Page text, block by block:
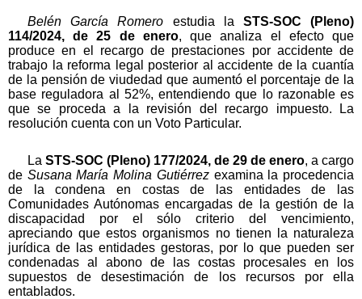
Belén García Romero estudia la STS-SOC (Pleno)
114/2024, de 25 de enero, que analiza el efecto que
produce en el recargo de prestaciones por accidente de
trabajo la reforma legal posterior al accidente de la cuantía
de la pensión de viudedad que aumentó el porcentaje de la
base reguladora al 52%, entendiendo que lo razonable es
que se proceda a la revisión del recargo impuesto. La
resolución cuenta con un Voto Particular.
La STS-SOC (Pleno) 177/2024, de 29 de enero, a cargo
de Susana María Molina Gutiérrezexamina la procedencia
de la condena en costas de las entidades de las
Comunidades Autónomas encargadas de la gestión de la
discapacidad por el sólo criterio del vencimiento,
apreciando que estos organismos no tienen la naturaleza
jurídica de las entidades gestoras, por lo que pueden ser
condenadas al abono de las costas procesales en los
supuestos de desestimación de los recursos por ella
entablados.